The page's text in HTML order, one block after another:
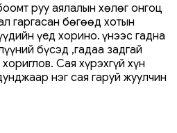
руу аялалын хөлөг онгоц
гаргасан бөгөөд хотын
үед хорино. Үүнээс гадна
бүсэд ,гадаа задгай
Сая хүрэхгүй хүн
нэг сая гаруй жуулчин